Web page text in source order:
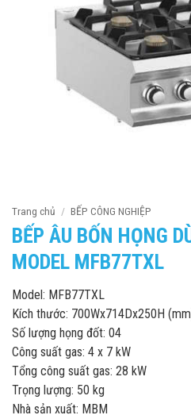
Trang chủ / BẾP CÔNG NGHIỆP
BẾP ÂU BỐN HỌNG
MODEL MFB77TXL
Model: MFB77TXL
Kích thước: 700Wx714Dx250H
Số lượng họng đốt: 04
Công suất gas: 4 x 7 kW
Tổng công suất gas: 28 kW
Trọng lượng: 50 kg
Nhà sản xuất: MBM